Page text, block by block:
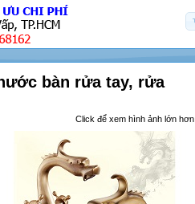
bàn rửa tay, rửa
Click để xem hình ảnh lớn hơn